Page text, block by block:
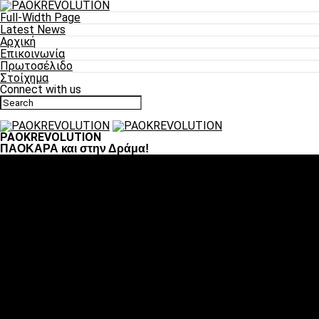
Full-Width Page
Latest News
Αρχική
Επικοινωνία
Πρωτοσέλιδο
Στοίχημα
Connect with us
PAOKREVOLUTION
ΠΑΟΚΑΡΑ και στην Δράμα!